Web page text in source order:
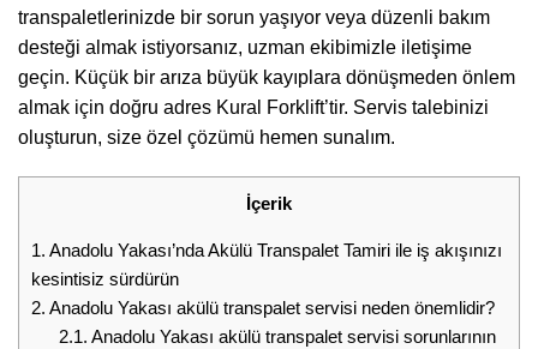
transpaletlerinizde bir sorun yaşıyor veya düzenli bakım
desteği almak istiyorsanız, uzman ekibimizle iletişime
geçin. Küçük bir arıza büyük kayıplara dönüşmeden önlem
almak için doğru adres Kural Forklift’tir. Servis talebinizi
oluşturun, size özel çözümü hemen sunalım.
İçerik
1. Anadolu Yakası’nda Akülü Transpalet Tamiri ile iş akışınızı
kesintisiz sürdürün
2. Anadolu Yakası akülü transpalet servisi neden önemlidir?
2.1. Anadolu Yakası akülü transpalet servisi sorunlarının